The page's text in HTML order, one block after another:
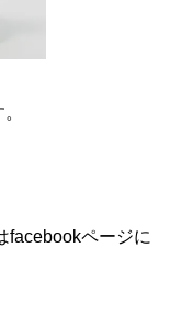
facebookページに